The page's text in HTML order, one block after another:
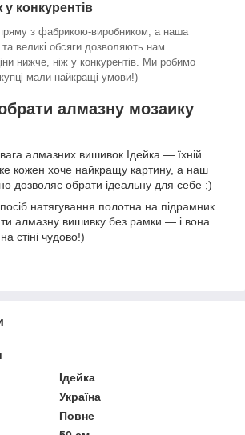
конкурентів
з фабрикою-виробником, а наша
та великі обсяги дозволяють нам
нижче, ніж у конкурентів. Ми робимо
мали найкращі умови!)
алмазну мозаику
алмазних вишивок Ідейка — їхній
кожен хоче найкращу картину, а наш
дозволяє обрати ідеальну для себе ;)
натягування полотна на підрамник
алмазну вишивку без рамки — і вона
стіні чудово!)
Ідейка
Україна
Повне